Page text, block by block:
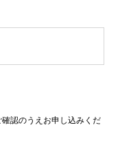
認のうえお申し込みくだ